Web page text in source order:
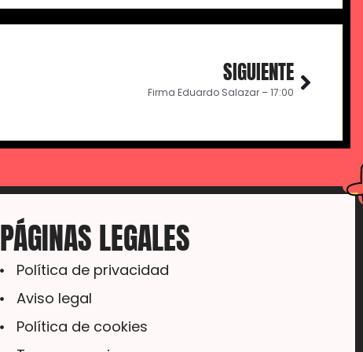
SIGUIENTE
Firma Eduardo Salazar – 17:00
PÁGINAS LEGALES
Política de privacidad
Aviso legal
Política de cookies